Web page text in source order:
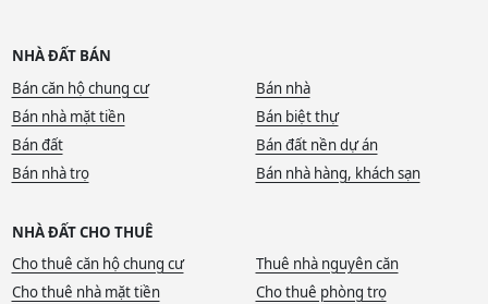
NHÀ ĐẤT BÁN
Bán căn hộ chung cư
Bán nhà
Bán nhà mặt tiền
Bán biệt thự
Bán đất
Bán đất nền dự án
Bán nhà trọ
Bán nhà hàng, khách sạn
NHÀ ĐẤT CHO THUÊ
Cho thuê căn hộ chung cư
Thuê nhà nguyên căn
Cho thuê nhà mặt tiền
Cho thuê phòng trọ